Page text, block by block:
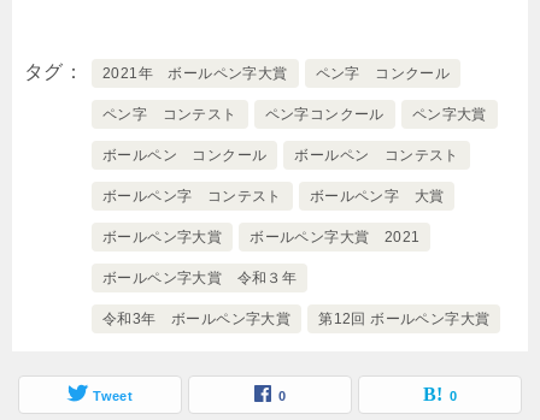
タグ 2021年 ボールペン字大賞 ペン字 コンクール
ペン字 コンテスト ペン字コンクール ペン字大賞
ボールペン コンクール ボールペン コンテスト
ボールペン字 コンテスト ボールペン字 大賞
ボールペン字大賞 ボールペン字大賞 2021
ボールペン字大賞 令和３年
令和3年 ボールペン字大賞 第12回 ボールペン字大賞
Tweet 0 0